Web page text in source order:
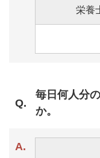
栄養
毎日何人分
か。